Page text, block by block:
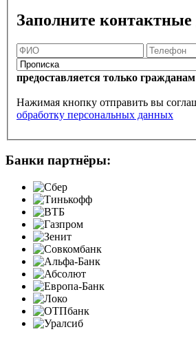
Заполните
предоставляется только
Нажимая кнопку отправить вы
обработку персональных данных
Банки партнёры: